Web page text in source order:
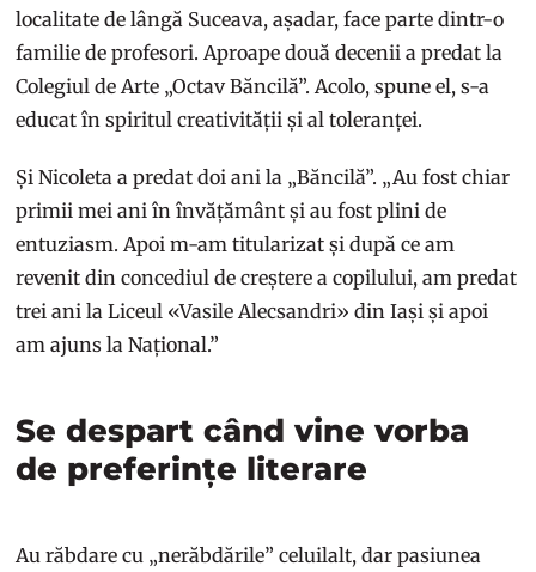
localitate de lângă Suceava, așadar, face parte dintr-o
familie de profesori. Aproape două decenii a predat la
Colegiul de Arte „Octav Băncilă”. Acolo, spune el, s-a
educat în spiritul creativității și al toleranței.
Și Nicoleta a predat doi ani la „Băncilă”. „Au fost chiar
primii mei ani în învățământ și au fost plini de
entuziasm. Apoi m-am titularizat și după ce am
revenit din concediul de creștere a copilului, am predat
trei ani la Liceul «Vasile Alecsandri» din Iași și apoi
am ajuns la Național.”
Se despart când vine vorba
de preferințe literare
Au răbdare cu „nerăbdările” celuilalt, dar pasiunea